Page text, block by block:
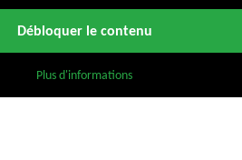
Débloquer le contenu
Plus d'informations